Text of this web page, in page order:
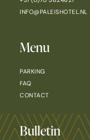
INFO@PALEISHOTEL.NL
Menu
PARKING
FAQ
CONTACT
Bulletin